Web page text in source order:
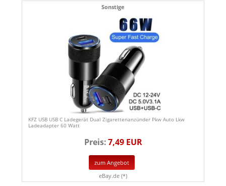
Sonstige
KFZ USB USB C Ladegerät Dual Zigarettenanzünder Pkw Auto Lkw
Ladeadapter 60 Watt
Preis:7,49 EUR
zum Angebot
eBay.de (*)